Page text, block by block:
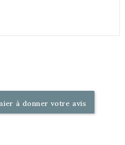
à donner votre avis